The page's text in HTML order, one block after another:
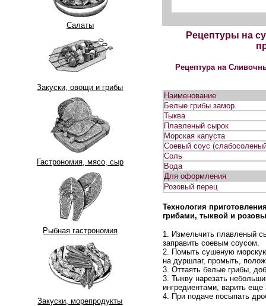
Салаты
Закуски, овощи и грибы
Гастрономия, мясо, сыр
Рыбная гастрономия
Закуски, морепродукты
Рецептуры на
Рецептура на
Наименование
Белые грибы замор.
Тыква
Плавленый сырок
Морская капуста
Соевый соус
Соль
Вода
Для оформления
Розовый перец
Технология
грибами, тыквой и
1. Измельчить плавленый
заправить соевым соусом.
2. Помыть сушеную морскую
на дуршлаг, промыть,
3. Оттаять белые грибы,
3. Тыкву нарезать
ингредиентами, варить еще
4. При подаче посыпать